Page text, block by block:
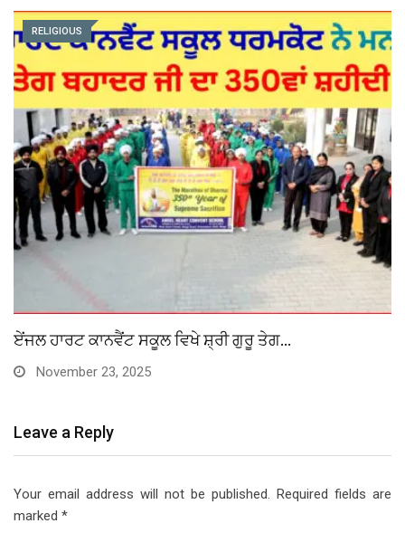
RELIGIOUS
ਏਂਜਲ ਹਾਰਟ ਕਾਨਵੈਂਟ ਸਕੂਲ ਵਿਖੇ ਸ਼੍ਰੀ ਗੁਰੂ ਤੇਗ…
November 23, 2025
Leave a Reply
Your email address will not be published.
Required fields are
marked *